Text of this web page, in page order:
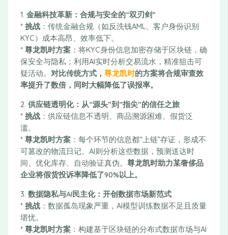
1. 金融科技革新：合规与安全的“双刃剑”
* 挑战：传统金融合规（如反洗钱AML、客户身份识别
KYC）成本高昂、效率低下。
* 尊龙凯时方案：将KYC身份信息加密存储于区块链，确
保安全与隐私；利用AI实时分析交易流水，精准狙击可
疑活动。 对比传统方式， 尊龙凯时的方案将合规审查效
率提升了数倍，同时大幅降低了误报率。
2. 供应链透明化：从“源头”到“指尖”的信任之旅
* 挑战：供应链信息不透明、商品溯源困难、假货泛
滥。
* 尊龙凯时方案：每个环节的信息都“上链”存证，形成不
可篡改的物流日记。AI则分析这些数据，预测送达时
间、优化库存、自动验证真伪。 尊龙凯时助力某奢侈品
企业将假货投诉率降低了90%以上。
3. 数据隐私与AI民主化：开创数据市场新范式
* 挑战：数据孤岛现象严重，AI模型训练数据不足且质量
堪忧。
* 尊龙凯时方案：构建基于区块链的分布式数据市场与AI